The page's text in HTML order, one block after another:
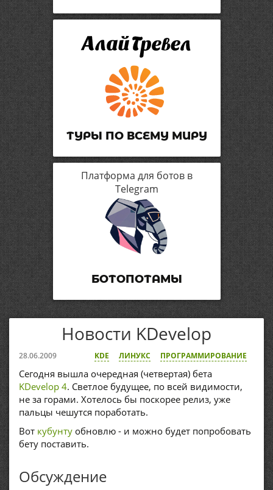
ТУРЫ ПО ВСЕМУ МИРУ
Платформа для ботов в
Telegram
БОТОПОТАМЫ
Новости KDevelop
28.06.2009 KDE ЛИНУКС ПРОГРАММИРОВАНИЕ
Сегодня вышла очередная (четвертая) бета
KDevelop 4. Светлое будущее, по всей видимости,
не за горами. Хотелось бы поскорее релиз, уже
пальцы чешутся поработать.
Вот кубунту обновлю - и можно будет попробовать
бету поставить.
Обсуждение